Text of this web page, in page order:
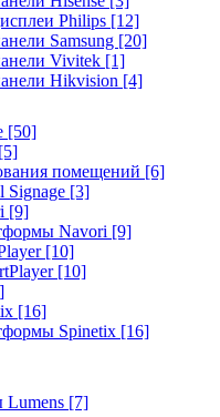
Philips [12]
Samsung [20]
Vivitek [1]
Hikvision [4]
[50]
[5]
помещений [6]
Signage [3]
[9]
Navori [9]
[10]
[10]
[16]
Spinetix [16]
Lumens [7]